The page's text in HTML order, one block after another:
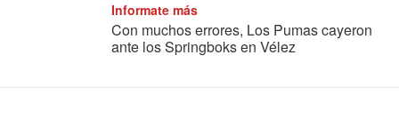
Informate más
Con muchos errores, Los Pumas cayeron
ante los Springboks en Vélez